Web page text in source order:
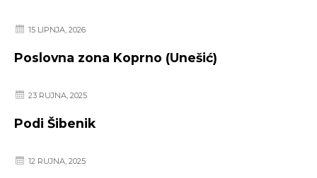
15 LIPNJA, 2026
Poslovna zona Koprno (Unešić)
23 RUJNA, 2025
Podi Šibenik
12 RUJNA, 2025